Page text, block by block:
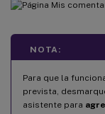
NOTA:
Para que la
prevista,
asistente para